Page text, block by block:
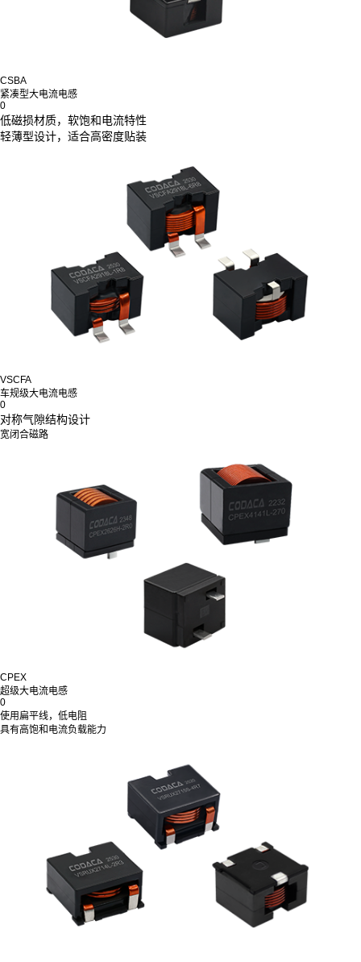
CSBA
紧凑型大电流电感
0
低磁损材质，软饱和电流特性
轻薄型设计，适合高密度贴装
VSCFA
车规级大电流电感
0
对称气隙结构设计
宽闭合磁路
CPEX
超级大电流电感
0
使用扁平线，低电阻
具有高饱和电流负载能力